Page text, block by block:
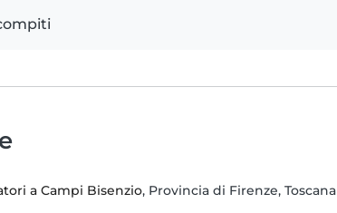
a Campi Bisenzio, Provincia di Firenze, Toscana